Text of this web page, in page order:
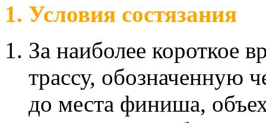
1. Условия состязания
За наиболее короткое
трассу, обозначенную
до места финиша,